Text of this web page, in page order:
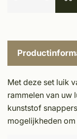
Met deze set luik
rammelen van uw
kunststof
mogelijkheden